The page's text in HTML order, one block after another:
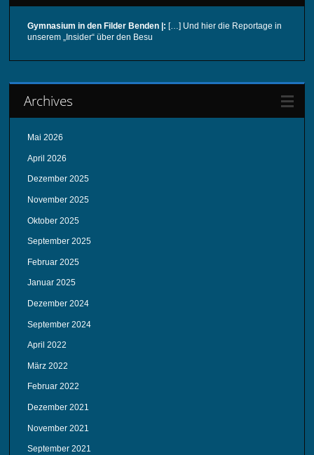
Gymnasium in den Filder Benden |: […] Und hier die Reportage in
unserem „Insider“ über den Besu
Archives
Mai 2026
April 2026
Dezember 2025
November 2025
Oktober 2025
September 2025
Februar 2025
Januar 2025
Dezember 2024
September 2024
April 2022
März 2022
Februar 2022
Dezember 2021
November 2021
September 2021